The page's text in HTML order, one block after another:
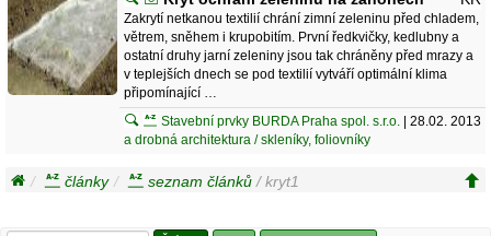
Zakrytí netkanou textilií chrání zimní zeleninu před chladem,
větrem, sněhem i krupobitím. První ředkvičky, kedlubny a
ostatní druhy jarní zeleniny jsou tak chráněny před mrazy a
v teplejších dnech se pod textilií vytváří optimální klima
připomínající …
BURDA Praha spol. s.r.o. | 28.02. 2013
Stavební prvky
a drobná architektura / skleníky, foliovníky
články seznam článků / kryt1